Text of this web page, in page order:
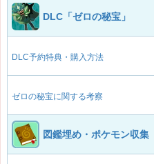
DLC「ゼロの秘宝」
DLC予約特典・購入方法
ゼロの秘宝に関する考察
図鑑埋め・ポケモン収集